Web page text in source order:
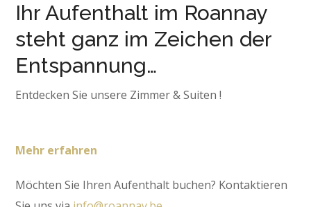
Ihr Aufenthalt im Roannay
steht ganz im Zeichen der
Entspannung…
Entdecken Sie unsere Zimmer & Suiten !
Mehr erfahren
Möchten Sie Ihren Aufenthalt buchen? Kontaktieren